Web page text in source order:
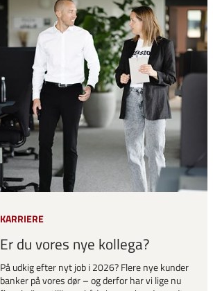
KARRIERE
Er du vores nye kollega?
På udkig efter nyt job i 2026? Flere nye kunder
banker på vores dør – og derfor har vi lige nu